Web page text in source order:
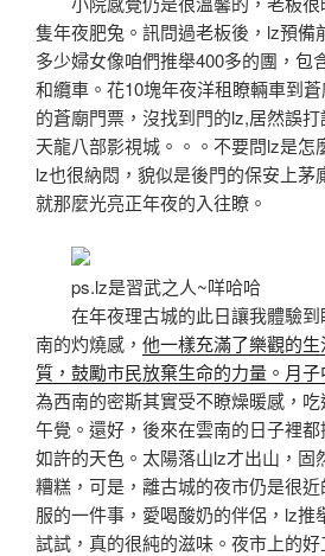
隻年夜肥兔。訊問過老板後，lz預備
多少婦女像咱們推舉400多的團，包
和纜車。花10塊年夜洋租瞭輛車到
的蒼廟門票，沒找到門的lz,居然誤
天龍八部影視城。。。不要問lz是怎
lz也很納悶，貌似是後門的保安上茅
就那麼光亮正年夜的入往瞭。
ps.lz是習武之人~咩哈哈
在年夜理古城的此日讓我體驗到
南的灼燒感， 他一樣充滿了樂觀的
質，鼓勵市民放棄生命的力量。月
為西南的密斯其實受不瞭燥暖感，
午覺。還好，後來在雲南的日子裡
如許的天色。太陽落山lz才出山，固
糟糕，可是，離古城的夜市仍是很
服的一件事，愛喝酸奶的伴侶，lz推
試試，真的很純的滋味。夜市上的